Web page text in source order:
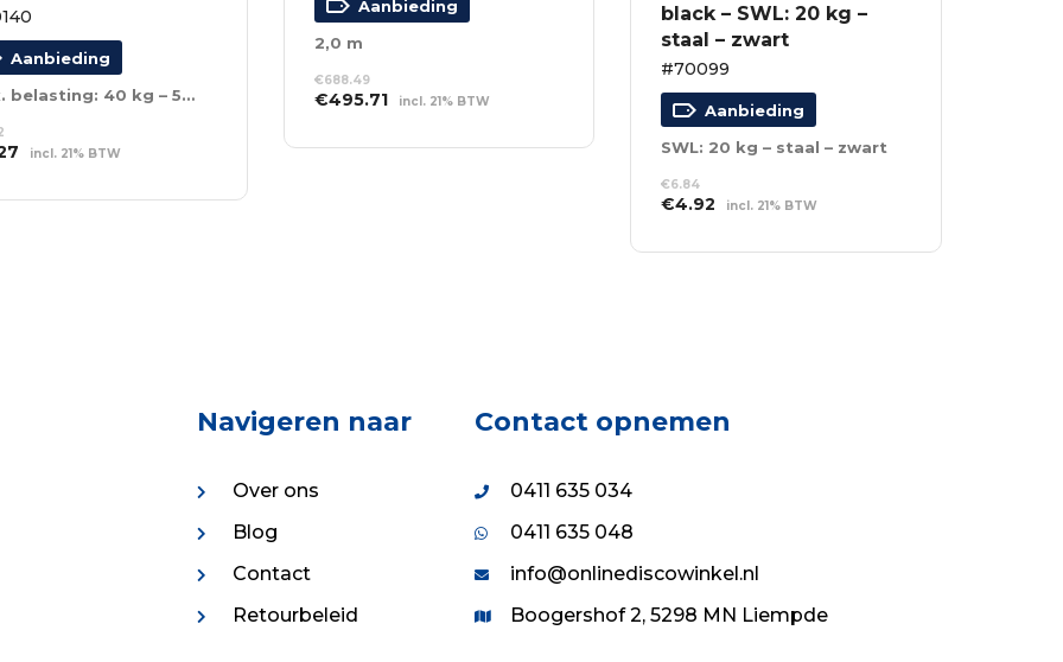
Aanbieding
Max. belasting: 40 kg – 50 cm – zilver
Huidige
is:
incl. 21% BTW
Aanbieding
2,0 m
€688.49
Oorspronkelijke
was:
€495.71Huidige
is:
incl. 21% BTW
WINKELWAGEN
black – SWL: 20 kg –
staal – zwart
#70099
Aanbieding
SWL: 20 kg – staal – zwart
€6.84
Oorspronkelijke
was:
€4.92 Huidige
is:
incl. 21% BTW
WINKELWAGEN
Navigeren naar
Over ons
Blog
Contact
Retourbeleid
Contact opnemen
0411 635 034
0411 635 048
info@onlinediscowinkel.nl
Boogershof 2, 5298 MN Liempde